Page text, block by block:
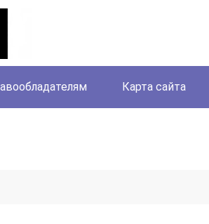
Карта сайта